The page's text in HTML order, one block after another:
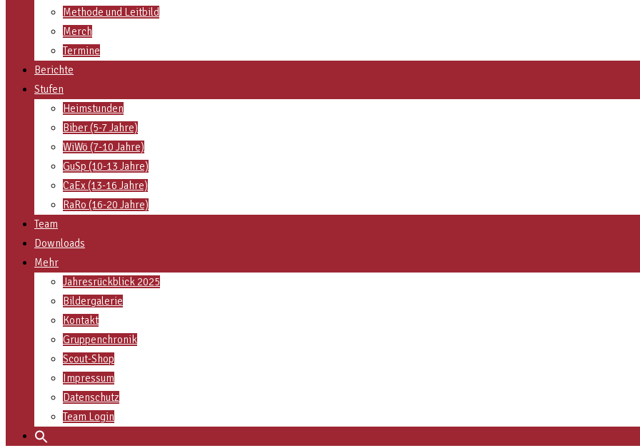
Methode und Leitbild
Merch
Termine
Berichte
Stufen
Heimstunden
Biber (5-7 Jahre)
WiWö (7-10 Jahre)
GuSp (10-13 Jahre)
CaEx (13-16 Jahre)
RaRo (16-20 Jahre)
Team
Downloads
Mehr
Jahresrückblick 2025
Bildergalerie
Kontakt
Gruppenchronik
Scout-Shop
Impressum
Datenschutz
Team Login